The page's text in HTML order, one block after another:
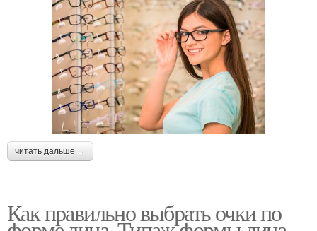
читать дальше →
Как правильно выбрать очки по